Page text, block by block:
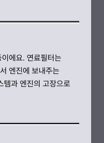
에요. 연료필터는
엔진에 보내주는
템과 엔진의 고장으로